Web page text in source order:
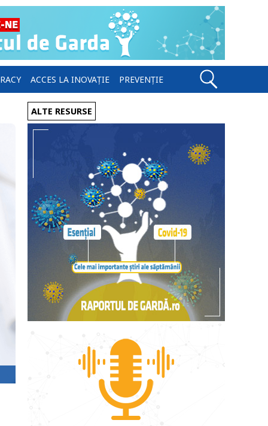
ACCES LA INOVAȚIE PREVENȚIE
ALTE RESURSE